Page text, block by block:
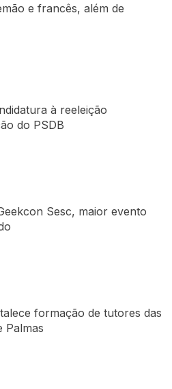
e francês, além de
à reeleição
do PSDB
Sesc, maior evento
formação de tutores das
Palmas